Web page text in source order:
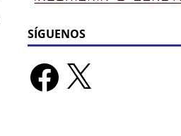
SÍGUENOS